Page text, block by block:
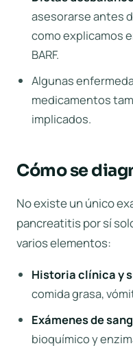
asesorarse antes
como explicamos
BARF.
Algunas
medicamentos
implicados.
Cómo se
No existe un único
pancreatitis por sí
varios elementos:
Historia clínica y
comida grasa,
Exámenes de
bioquímico y